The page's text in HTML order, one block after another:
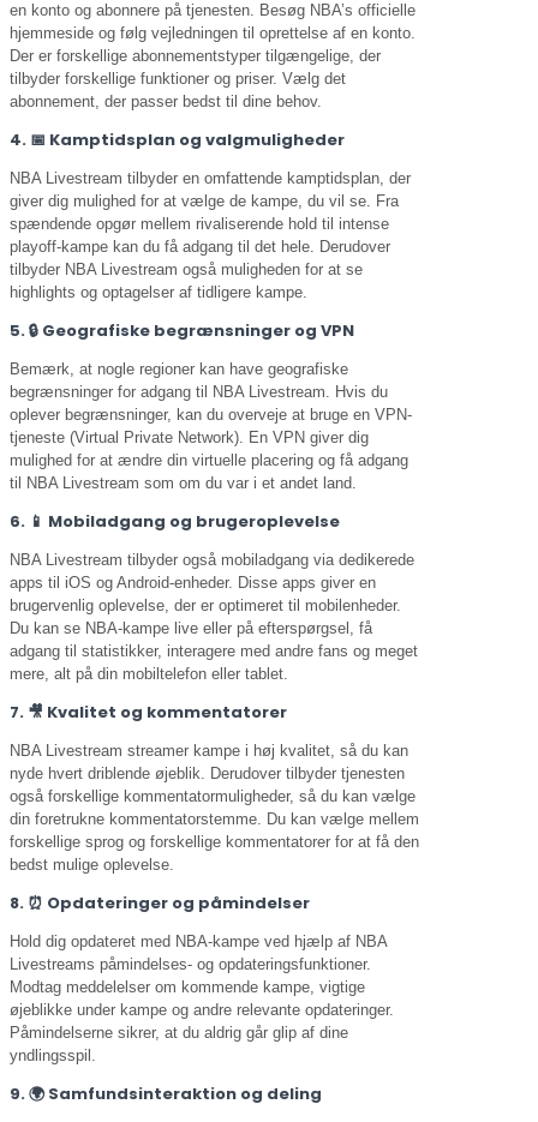
en konto og abonnere på tjenesten. Besøg NBA’s officielle
hjemmeside og følg vejledningen til oprettelse af en konto.
Der er forskellige abonnementstyper tilgængelige, der
tilbyder forskellige funktioner og priser. Vælg det
abonnement, der passer bedst til dine behov.
4. 📅 Kamptidsplan og valgmuligheder
NBA Livestream tilbyder en omfattende kamptidsplan, der
giver dig mulighed for at vælge de kampe, du vil se. Fra
spændende opgør mellem rivaliserende hold til intense
playoff-kampe kan du få adgang til det hele. Derudover
tilbyder NBA Livestream også muligheden for at se
highlights og optagelser af tidligere kampe.
5. 🔒 Geografiske begrænsninger og VPN
Bemærk, at nogle regioner kan have geografiske
begrænsninger for adgang til NBA Livestream. Hvis du
oplever begrænsninger, kan du overveje at bruge en VPN-
tjeneste (Virtual Private Network). En VPN giver dig
mulighed for at ændre din virtuelle placering og få adgang
til NBA Livestream som om du var i et andet land.
6. 📱 Mobiladgang og brugeroplevelse
NBA Livestream tilbyder også mobiladgang via dedikerede
apps til iOS og Android-enheder. Disse apps giver en
brugervenlig oplevelse, der er optimeret til mobilenheder.
Du kan se NBA-kampe live eller på efterspørgsel, få
adgang til statistikker, interagere med andre fans og meget
mere, alt på din mobiltelefon eller tablet.
7. 🎥 Kvalitet og kommentatorer
NBA Livestream streamer kampe i høj kvalitet, så du kan
nyde hvert driblende øjeblik. Derudover tilbyder tjenesten
også forskellige kommentatormuligheder, så du kan vælge
din foretrukne kommentatorstemme. Du kan vælge mellem
forskellige sprog og forskellige kommentatorer for at få den
bedst mulige oplevelse.
8. ⏰ Opdateringer og påmindelser
Hold dig opdateret med NBA-kampe ved hjælp af NBA
Livestreams påmindelses- og opdateringsfunktioner.
Modtag meddelelser om kommende kampe, vigtige
øjeblikke under kampe og andre relevante opdateringer.
Påmindelserne sikrer, at du aldrig går glip af dine
yndlingsspil.
9. 🌍 Samfundsinteraktion og deling